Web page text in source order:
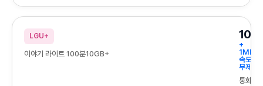
LGU+
이야기 라이트 100분10GB+
+
1Mbps
속도
무제한
통화